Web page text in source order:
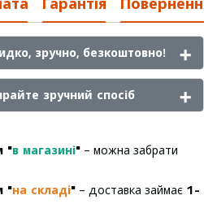
Гарантія Повернення
зручно, безкоштовно!
зручний спосіб
"в магазині" – можна забрати
"на складі" – доставка займає 1-